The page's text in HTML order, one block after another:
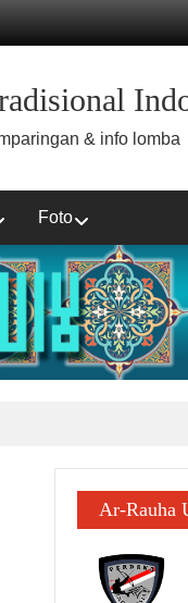
& info lomba
Foto
Ar-Rauha